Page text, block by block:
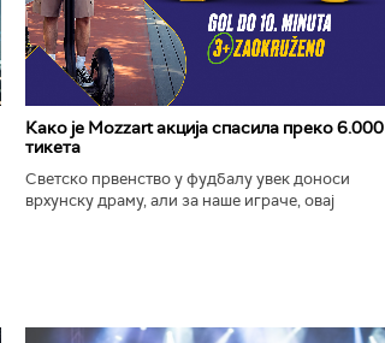
Како је Mozzart акција спасила преко 6.000
тикета
Светско првенство у фудбалу увек доноси
врхунску драму, али за наше играче, овај